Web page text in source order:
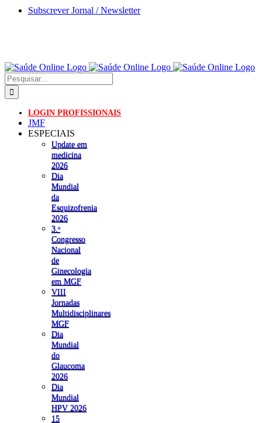
Skip
Subscrever Jornal / Newsletter
Pesquisar
LOGIN PROFISSIONAIS
JMF
ESPECIAIS
Update em
medicina
2026
Dia
Mundial
da
Esquizofrenia
2026
3.ᵒ
Congresso
Nacional
de
Ginecologia
em MGF
VIII
Jornadas
Multidisciplinares
MGF
Dia
Mundial
do
Glaucoma
2026
Dia
Mundial
HPV 2026
15